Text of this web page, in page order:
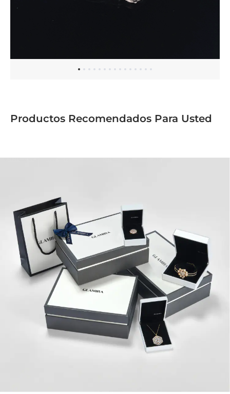
Productos Recomendados Para Usted